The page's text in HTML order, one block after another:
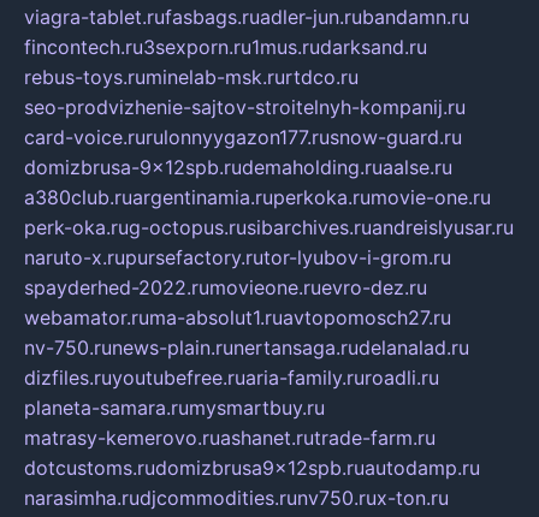
viagra-tablet.rufasbags.ruadler-jun.rubandamn.ru
fincontech.ru3sexporn.ru1mus.rudarksand.ru
rebus-toys.ruminelab-msk.rurtdco.ru
seo-prodvizhenie-sajtov-stroitelnyh-kompanij.ru
card-voice.rurulonnyygazon177.rusnow-guard.ru
domizbrusa-9x12spb.rudemaholding.ruaalse.ru
a380club.ruargentinamia.ruperkoka.rumovie-one.ru
perk-oka.rug-octopus.rusibarchives.ruandreislyusar.ru
naruto-x.rupursefactory.rutor-lyubov-i-grom.ru
spayderhed-2022.rumovieone.ruevro-dez.ru
webamator.ruma-absolut1.ruavtopomosch27.ru
nv-750.runews-plain.runertansaga.rudelanalad.ru
dizfiles.ruyoutubefree.ruaria-family.ruroadli.ru
planeta-samara.rumysmartbuy.ru
matrasy-kemerovo.ruashanet.rutrade-farm.ru
dotcustoms.rudomizbrusa9x12spb.ruautodamp.ru
narasimha.rudjcommodities.runv750.rux-ton.ru